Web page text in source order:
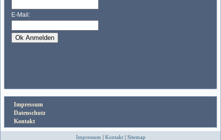
Impressum
Datenschutz
Kontakt
Impressum | Kontakt| Sitemap